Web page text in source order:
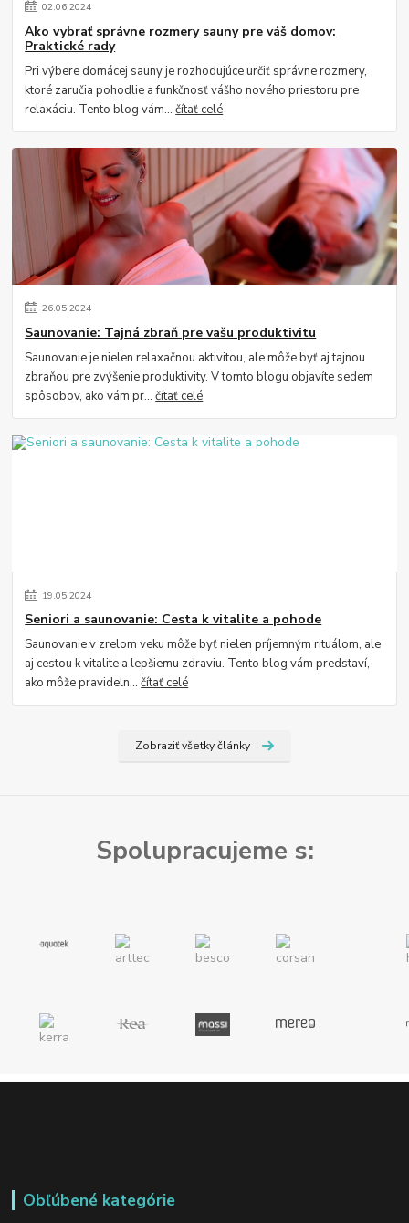
02.06.2024
Ako vybrať správne rozmery sauny pre váš domov:
Praktické rady
Pri výbere domácej sauny je rozhodujúce určiť správne rozmery,
ktoré zaručia pohodlie a funkčnosť vášho nového priestoru pre
relaxáciu. Tento blog vám...čítať celé
26.05.2024
Saunovanie: Tajná zbraň pre vašu produktivitu
Saunovanie je nielen relaxačnou aktivitou, ale môže byť aj tajnou
zbraňou pre zvýšenie produktivity. V tomto blogu objavíte sedem
spôsobov, ako vám pr...čítať celé
19.05.2024
Seniori a saunovanie: Cesta k vitalite a pohode
Saunovanie v zrelom veku môže byť nielen príjemným rituálom, ale
aj cestou k vitalite a lepšiemu zdraviu. Tento blog vám predstaví,
ako môže pravideln...čítať celé
Zobraziť všetky články
Spolupracujeme s:
Obľúbené kategórie